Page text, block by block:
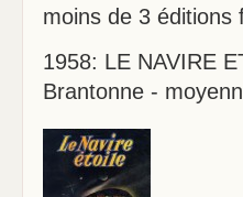
moins de 3 éditions
1958: LE NAVIRE
Brantonne -